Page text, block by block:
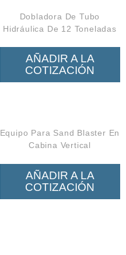
Dobladora De Tubo
Hidráulica De 12 Toneladas
AÑADIR A LA
COTIZACIÓN
Equipo Para Sand Blaster En
Cabina Vertical
AÑADIR A LA
COTIZACIÓN